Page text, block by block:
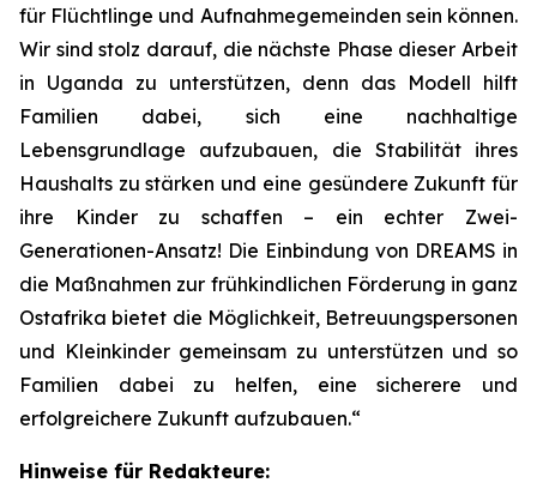
für Flüchtlinge und Aufnahmegemeinden sein können.
Wir sind stolz darauf, die nächste Phase dieser Arbeit
in Uganda zu unterstützen, denn das Modell hilft
Familien dabei, sich eine nachhaltige
Lebensgrundlage aufzubauen, die Stabilität ihres
Haushalts zu stärken und eine gesündere Zukunft für
ihre Kinder zu schaffen – ein echter Zwei-
Generationen-Ansatz! Die Einbindung von DREAMS in
die Maßnahmen zur frühkindlichen Förderung in ganz
Ostafrika bietet die Möglichkeit, Betreuungspersonen
und Kleinkinder gemeinsam zu unterstützen und so
Familien dabei zu helfen, eine sicherere und
erfolgreichere Zukunft aufzubauen.“
Hinweise für Redakteure: